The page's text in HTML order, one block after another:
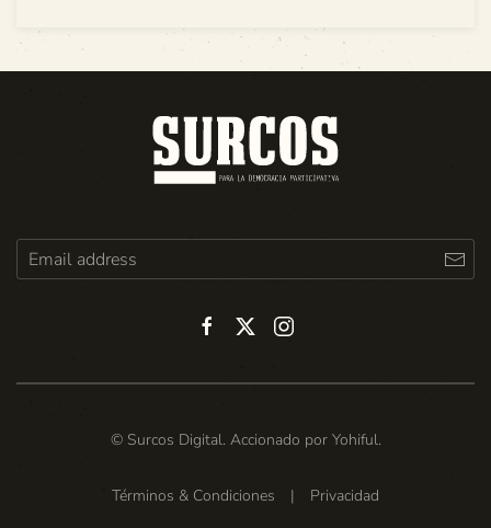
© Surcos Digital. Accionado por Yohiful.
Términos & Condiciones | Privacidad